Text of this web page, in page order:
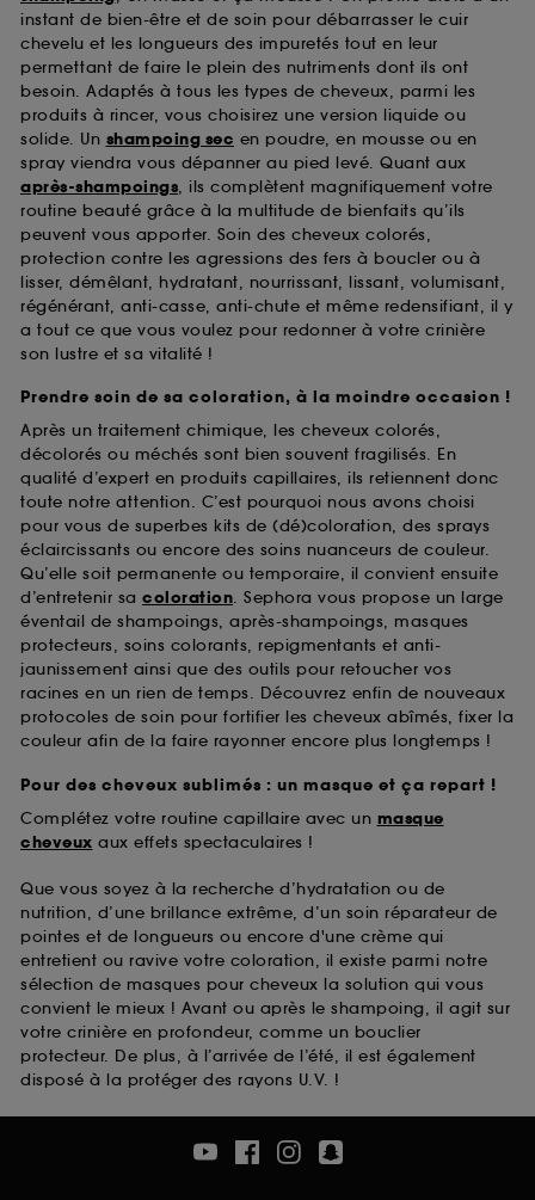
instant de bien-être et de soin pour débarrasser le cuir
chevelu et les longueurs des impuretés tout en leur
permettant de faire le plein des nutriments dont ils ont
besoin. Adaptés à tous les types de cheveux, parmi les
produits à rincer, vous choisirez une version liquide ou
solide. Un shampoing sec en poudre, en mousse ou en
spray viendra vous dépanner au pied levé. Quant aux
après-shampoings, ils complètent magnifiquement votre
routine beauté grâce à la multitude de bienfaits qu’ils
peuvent vous apporter. Soin des cheveux colorés,
protection contre les agressions des fers à boucler ou à
lisser, démêlant, hydratant, nourrissant, lissant, volumisant,
régénérant, anti-casse, anti-chute et même redensifiant, il y
a tout ce que vous voulez pour redonner à votre crinière
son lustre et sa vitalité !
Prendre soin de sa coloration, à la moindre occasion !
Après un traitement chimique, les cheveux colorés,
décolorés ou méchés sont bien souvent fragilisés. En
qualité d’expert en produits capillaires, ils retiennent donc
toute notre attention. C’est pourquoi nous avons choisi
pour vous de superbes kits de (dé)coloration, des sprays
éclaircissants ou encore des soins nuanceurs de couleur.
Qu’elle soit permanente ou temporaire, il convient ensuite
d’entretenir sa coloration. Sephora vous propose un large
éventail de shampoings, après-shampoings, masques
protecteurs, soins colorants, repigmentants et anti-
jaunissement ainsi que des outils pour retoucher vos
racines en un rien de temps. Découvrez enfin de nouveaux
protocoles de soin pour fortifier les cheveux abîmés, fixer la
couleur afin de la faire rayonner encore plus longtemps !
Pour des cheveux sublimés : un masque et ça repart !
Complétez votre routine capillaire avec un masque
cheveux aux effets spectaculaires !
Que vous soyez à la recherche d’hydratation ou de
nutrition, d’une brillance extrême, d’un soin réparateur de
pointes et de longueurs ou encore d'une crème qui
entretient ou ravive votre coloration, il existe parmi notre
sélection de masques pour cheveux la solution qui vous
convient le mieux ! Avant ou après le shampoing, il agit sur
votre crinière en profondeur, comme un bouclier
protecteur. De plus, à l’arrivée de l’été, il est également
disposé à la protéger des rayons U.V. !